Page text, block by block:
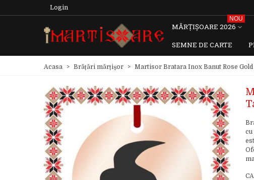
Login
MĂRȚIȘOARE 2026
NOU
SEMNE DE CARTE
Acasa > Brățări mărțișor > Martisor Bratara Inox Banut Rose
cu